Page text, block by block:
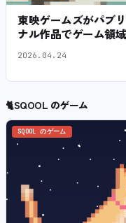
東映ゲームズがパブ
ナル作品でゲーム領
2026.04.24
🐈SQOOL のゲーム
SQOOL のゲーム